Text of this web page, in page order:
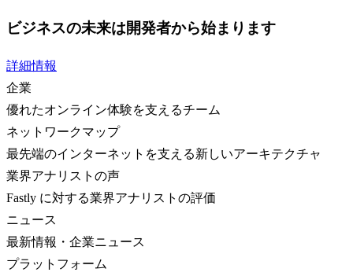
ビジネスの未来は開発者から始まります
詳細情報
企業
優れたオンライン体験を支えるチーム
ネットワークマップ
最先端のインターネットを支える新しいアーキテクチャ
業界アナリストの声
Fastly に対する業界アナリストの評価
ニュース
最新情報・企業ニュース
プラットフォーム